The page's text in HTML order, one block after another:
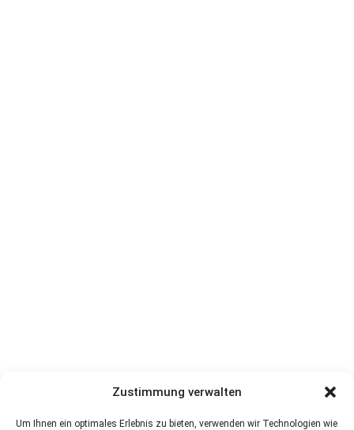
Zustimmung verwalten
Um Ihnen ein optimales Erlebnis zu bieten, verwenden wir Technologien wie